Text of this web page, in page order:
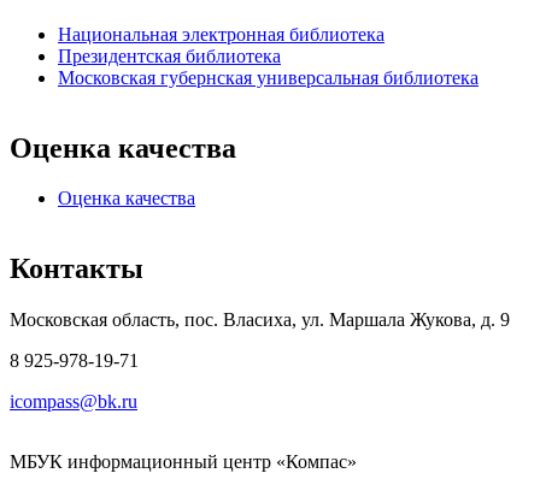
Национальная электронная библиотека
Президентская библиотека
Московская губернская универсальная библиотека
Оценка качества
Оценка качества
Контакты
Московская область, пос. Власиха, ул. Маршала Жукова, д. 9
8 925-978-19-71
icompass@bk.ru
МБУК информационный центр «Компас»